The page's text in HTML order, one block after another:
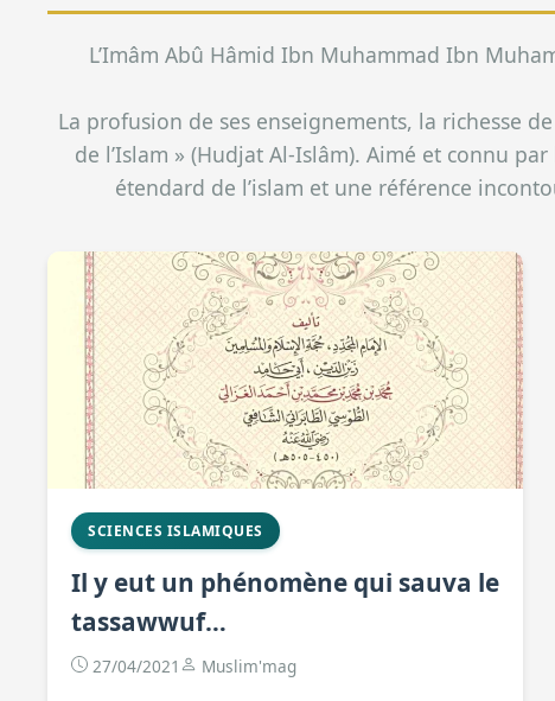
L’Imâm Abû Hâmid Ibn Muhammad Ibn
La profusion de ses enseignements, la richesse
de l’Islam » (Hudjat Al-Islâm). Aimé et connu
étendard de l’islam et une référence
SCIENCES ISLAMIQUES
Il y eut un phénomène qui sauva le
tassawwuf…
27/04/2021
Muslim'mag